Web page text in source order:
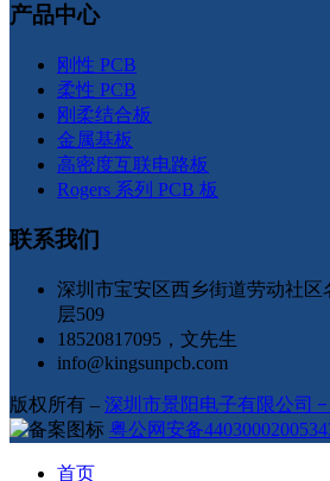
产品中心
刚性 PCB
柔性 PCB
刚柔结合板
金属基板
高密度互联电路板
Rogers 系列 PCB 板
联系我们
深圳市宝安区西乡街道劳动社区
层509
18520817095，文先生
info@kingsunpcb.com
版权所有 – 深圳市景阳电子有限公司 –
粤公网安备
首页